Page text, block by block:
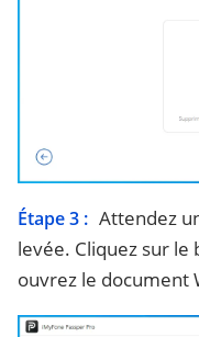
Étape 3 : Attendez
levée. Cliquez sur le
ouvrez le document